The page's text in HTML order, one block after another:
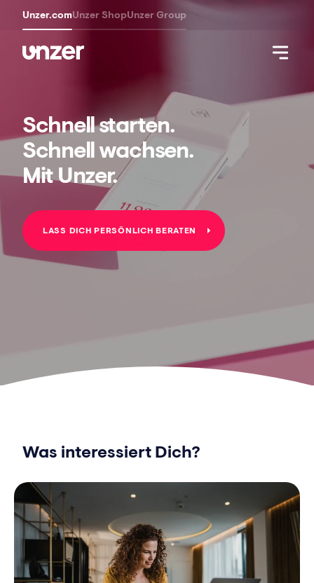
Unzer.comUnzer ShopUnzer Group
Schnell
Schnell
Mit Unzer.
Unzer Payment.
Unzer Support.
Dein Erfolg.
LASS DICH PERSÖNLICH BERATEN
Was interessiert Dich?